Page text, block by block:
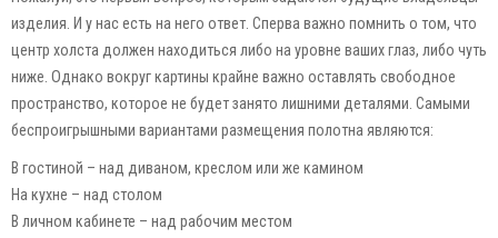
изделия. И у нас есть на него ответ. Сперва важно помнить о том, что
центр холста должен находиться либо на уровне ваших глаз, либо чуть
ниже. Однако вокруг картины крайне важно оставлять свободное
пространство, которое не будет занято лишними деталями. Самыми
беспроигрышными вариантами размещения полотна являются:
В гостиной – над диваном, креслом или же камином
На кухне – над столом
В личном кабинете – над рабочим местом